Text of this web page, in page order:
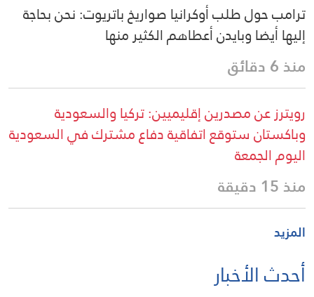
ترامب حول طلب أوكرانيا صواريخ باتريوت: نحن بحاجة
إليها أيضا وبايدن أعطاهم الكثير منها
منذ 6 دقائق
رويترز عن مصدرين إقليميين: تركيا والسعودية
وباكستان ستوقع اتفاقية دفاع مشترك في السعودية
اليوم الجمعة
منذ 15 دقيقة
المزيد
أحدث الأخبار